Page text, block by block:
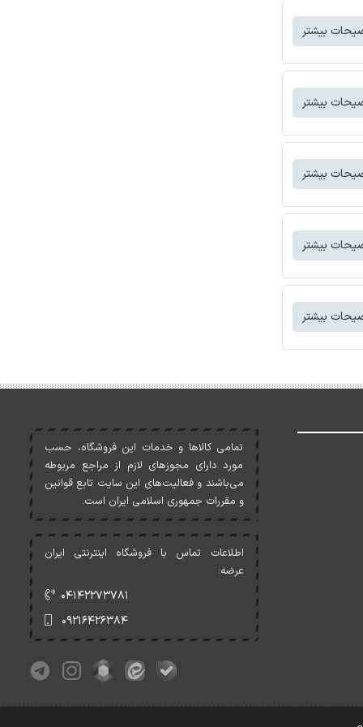
بیشتر
بیشتر
بیشتر
بیشتر
بیشتر
تمامی کالاها و خدمات اين فروشگاه، حسب
مورد دارای مجوزهای لازم از مراجع مربوطه
می‌باشند و فعاليت‌های اين سايت تابع قوانين
و مقررات جمهوری اسلامی ايران است.
اطلاعات تماس با فروشگاه اینترنتی ایران
عرضه:
۰۴۱۴۲۲۷۳۷۸۱
۰۹۲۱۶۴۲۶۳۸۴